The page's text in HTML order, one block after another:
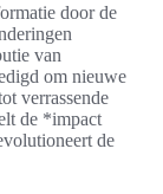
door de
van
om nieuwe
verrassende
de *impact
de